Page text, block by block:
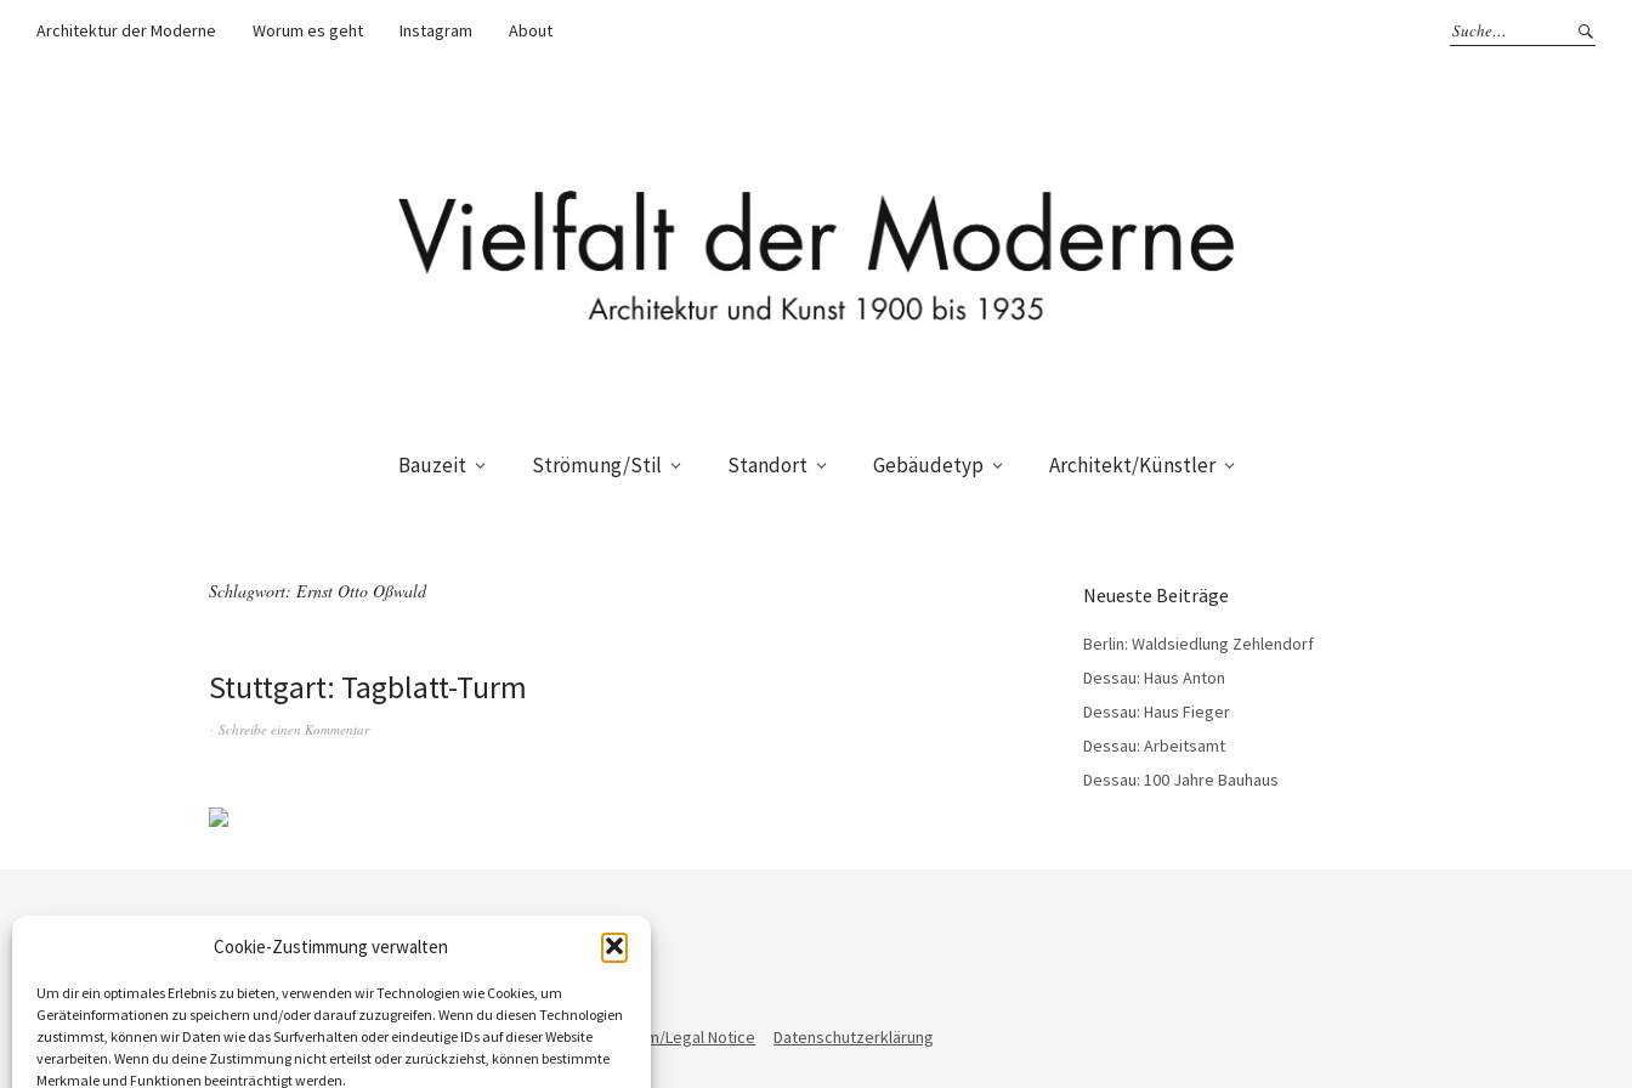
Cookie-Zustimmung verwalten
Um dir ein optimales Erlebnis zu bieten, verwenden wir Technologien wie Cookies, um
Geräteinformationen zu speichern und/oder darauf zuzugreifen. Wenn du diesen Technologien
zustimmst, können wir Daten wie das Surfverhalten oder eindeutige IDs auf dieser Website
verarbeiten. Wenn du deine Zustimmung nicht erteilst oder zurückziehst, können bestimmte
Merkmale und Funktionen beeinträchtigt werden.
Architektur der Moderne Worum es geht Instagram About
Bauzeit Strömung/Stil Standort Gebäudetyp Architekt/Künstler
Schlagwort: Ernst Otto Oßwald
Stuttgart: Tagblatt-Turm
Schreibe einen Kommentar
Neueste Beiträge
Berlin: Waldsiedlung Zehlendorf
Dessau: Haus Anton
Dessau: Haus Fieger
Dessau: Arbeitsamt
Dessau: 100 Jahre Bauhaus
© 2026Vielfalt der Moderne | Daniela Christmann Impressum/Legal Notice Datenschutzerklärung